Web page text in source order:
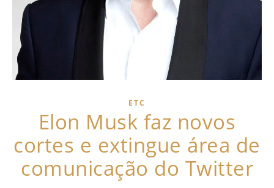
ETC
Elon Musk faz novos
cortes e extingue área de
comunicação do Twitter